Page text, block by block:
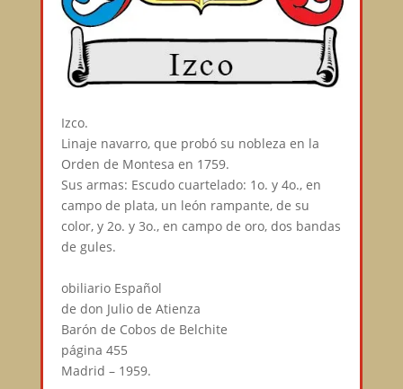
Izco.⠀
Linaje navarro, que probó su nobleza en la
Orden de Montesa en 1759.⠀
Sus armas: Escudo cuartelado: 1o. y 4o., en
campo de plata, un león rampante, de su
color, y 2o. y 3o., en campo de oro, dos bandas
de gules.⠀
obiliario Español⠀
de don Julio de Atienza⠀
Barón de Cobos de Belchite⠀
página 455⠀
Madrid – 1959.⠀